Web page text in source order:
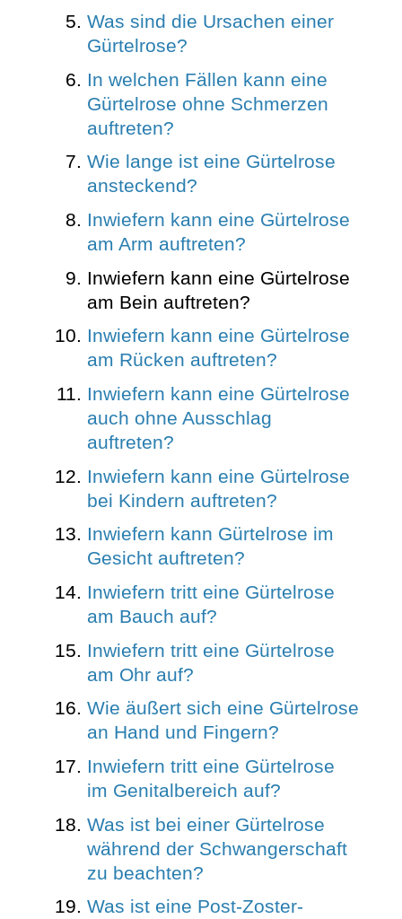
Was sind die Ursachen einer
Gürtelrose?
In welchen Fällen kann eine
Gürtelrose ohne Schmerzen
auftreten?
Wie lange ist eine Gürtelrose
ansteckend?
Inwiefern kann eine Gürtelrose
am Arm auftreten?
Inwiefern kann eine Gürtelrose
am Bein auftreten?
Inwiefern kann eine Gürtelrose
am Rücken auftreten?
Inwiefern kann eine Gürtelrose
auch ohne Ausschlag
auftreten?
Inwiefern kann eine Gürtelrose
bei Kindern auftreten?
Inwiefern kann Gürtelrose im
Gesicht auftreten?
Inwiefern tritt eine Gürtelrose
am Bauch auf?
Inwiefern tritt eine Gürtelrose
am Ohr auf?
Wie äußert sich eine Gürtelrose
an Hand und Fingern?
Inwiefern tritt eine Gürtelrose
im Genitalbereich auf?
Was ist bei einer Gürtelrose
während der Schwangerschaft
zu beachten?
Was ist eine Post-Zoster-